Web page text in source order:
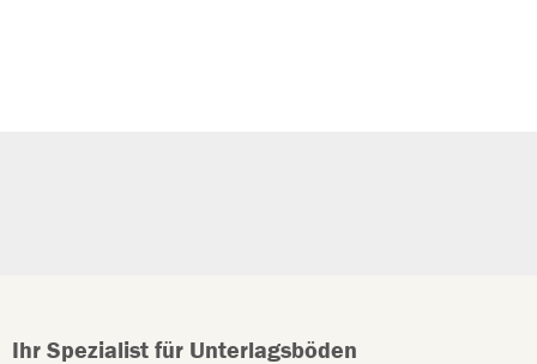
Ihr Spezialist für Unterlagsböden